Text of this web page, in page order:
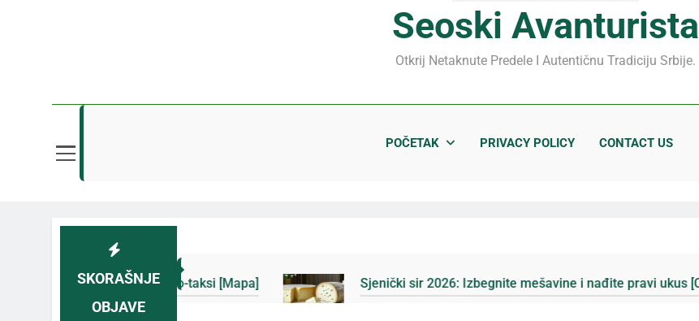
Seoski Avanturista
Otkrij Netaknute Predele I Autentičnu Tradiciju Srbije.
POČETAK PRIVACY POLICY CONTACT US
SKORAŠNJE
OBJAVE
i novih eko-taksi [Mapa] Sjenički sir 2026: Izbegnite mešavine i nađite pravi ukus [Cene]